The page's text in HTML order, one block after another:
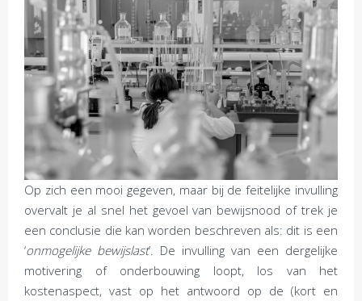
Op zich een mooi gegeven, maar bij de feitelijke invulling
overvalt je al snel het gevoel van bewijsnood of trek je
een conclusie die kan worden beschreven als: dit is een
‘onmogelijke bewijslast’. De invulling van een dergelijke
motivering of onderbouwing loopt, los van het
kostenaspect, vast op het antwoord op de (kort en